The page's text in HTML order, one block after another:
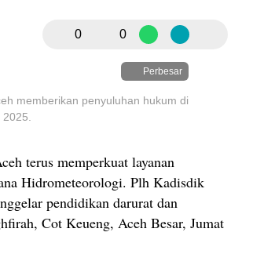
0 0
Perbesar
memberikan penyuluhan hukum di
2025.
terus memperkuat layanan
Hidrometeorologi. Plh Kadisdik
pendidikan darurat dan
Cot Keueng, Aceh Besar, Jumat